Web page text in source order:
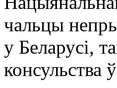
чальцы
у Беларусі,
консульства